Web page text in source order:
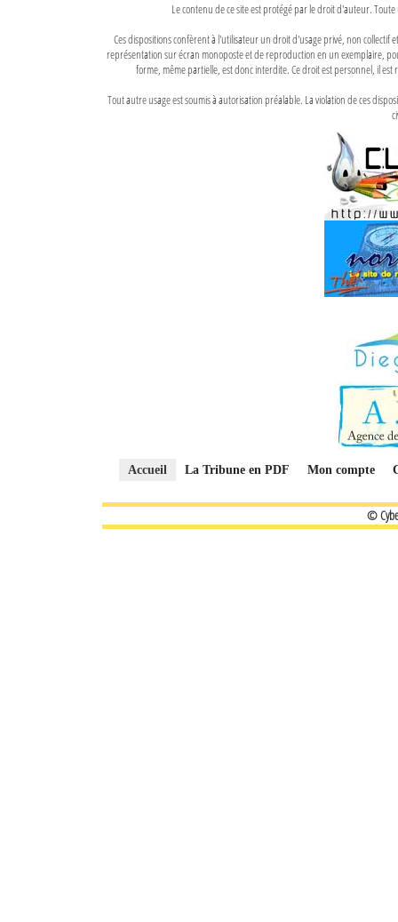
Le contenu de ce site est protégé par le droit d'auteur.
Ces dispositions confèrent à l'utilisateur un droit d'usage privé, non
représentation sur écran monoposte et de reproduction en un exemplaire,
forme, même partielle, est donc interdite. Ce droit est personnel, il
Tout autre usage est soumis à autorisation préalable. La violation de ces
Accueil La Tribune en PDF Mon compte
©